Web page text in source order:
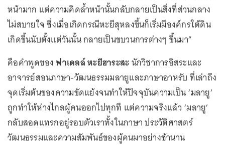
หน้ามาก แต่ความคิดล้ำหน้านั้นกลับกลายเป็นสิ่งที่ส่วนกลาง
ไม่สบายใจ ซึ่งเมื่อเกิดกรณีหะยีสุหลงขึ้นก็เริ่มมีองค์กรใต้ดิน
เกิดขึ้นนับตั้งแต่วันนั้น กลายเป็นขบวนการต่างๆ ขึ้นมา”
คือคำพูดของฟาเดลล์ หะยีฮาระสะนักวิชาการอิสระและ
อาจารย์สอนภาษา-วัฒนธรรมมลายูและภาษาอาหรับ ที่เล่าถึง
จุดเริ่มต้นของความขัดแย้งจนทำให้ปัจจุบันความเป็น ‘มลายู’
ถูกทำให้ห่างไกลผู้คนออกไปทุกที แต่ความจริงแล้ว ‘มลายู’
กลับสอดแทรกอยู่รอบตัวเราทั้งในภาษา ประวัติศาสตร์
วัฒนธรรมและความสัมพันธ์ของผู้คนมาอย่างช้านาน